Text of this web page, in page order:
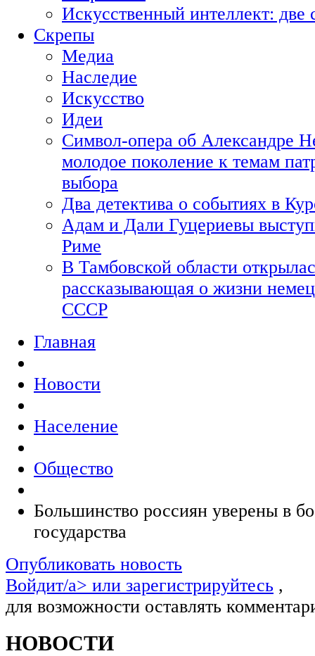
Искусственный интеллект:
Скрепы
Медиа
Наследие
Искусство
Идеи
Символ-опера об Александре
молодое поколение к темам
выбора
Два детектива о событиях в
Адам и Дали Гуцериевы
Риме
В Тамбовской области
рассказывающая о жизни
СССР
Главная
Новости
Население
Общество
Большинство россиян уверены в
государства
Опубликовать новость
Войдит/a> или зарегистрируйтесь ,
для возможности оставлять
НОВОСТИ